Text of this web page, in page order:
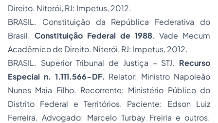
Direito. Niterói, RJ: Impetus, 2012.
BRASIL. Constituição da República Federativa do
Brasil. Constituição Federal de 1988. Vade Mecum
Acadêmico de Direito. Niterói, RJ: Impetus, 2012.
BRASIL. Superior Tribunal de Justiça – STJ. Recurso
Especial n. 1.111.566-DF. Relator: Ministro Napoleão
Nunes Maia Filho. Recorrente: Ministério Público do
Distrito Federal e Territórios. Paciente: Edson Luiz
Ferreira. Advogado: Marcelo Turbay Freiria e outros.